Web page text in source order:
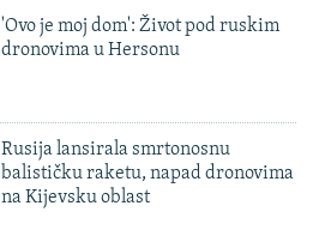
'Ovo je moj dom': Život pod ruskim
dronovima u Hersonu
Rusija lansirala smrtonosnu
balističku raketu, napad dronovima
na Kijevsku oblast